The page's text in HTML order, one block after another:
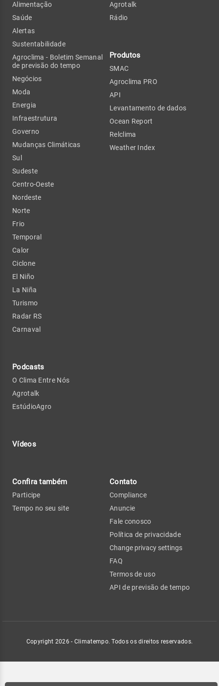
Alimentação
Saúde
Alertas
Sustentabilidade
Agroclima - Boletim Semanal
de previsão do tempo
Negócios
Moda
Energia
Infraestrutura
Governo
Mudanças Climáticas
Sul
Sudeste
Centro-Oeste
Nordeste
Norte
Frio
Temporal
Calor
Ciclone
El Niño
La Niña
Turismo
Radar RS
Carnaval
Podcasts
O Clima Entre Nós
Agrotalk
EstúdioAgro
Vídeos
Agrotalk
Rádio
Produtos
SMAC
Agroclima PRO
API
Levantamento de dados
Ocean Report
Relclima
Weather Index
Confira também
Participe
Tempo no seu site
Contato
Compliance
Anuncie
Fale conosco
Política de privacidade
Change privacy settings
FAQ
Termos de uso
API de previsão de tempo
Copyright 2026 - Climatempo. Todos os direitos reservados.